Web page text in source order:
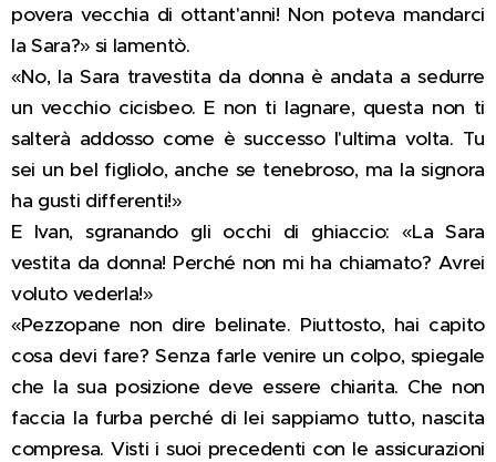
povera vecchia di ottant'anni! Non poteva mandarci
la Sara?» si lamentò.
«No, la Sara travestita da donna è andata a sedurre
un vecchio cicisbeo. E non ti lagnare, questa non ti
salterà addosso come è successo l'ultima volta. Tu
sei un bel figliolo, anche se tenebroso, ma la signora
ha gusti differenti!»
E Ivan, sgranando gli occhi di ghiaccio: «La Sara
vestita da donna! Perché non mi ha chiamato? Avrei
voluto vederla!»
«Pezzopane non dire belinate. Piuttosto, hai capito
cosa devi fare? Senza farle venire un colpo, spiegale
che la sua posizione deve essere chiarita. Che non
faccia la furba perché di lei sappiamo tutto, nascita
compresa. Visti i suoi precedenti con le assicurazioni